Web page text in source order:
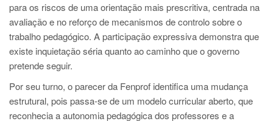
para os riscos de uma orientação mais prescritiva, centrada na
avaliação e no reforço de mecanismos de controlo sobre o
trabalho pedagógico. A participação expressiva demonstra que
existe inquietação séria quanto ao caminho que o governo
pretende seguir.
Por seu turno, o parecer da Fenprof identifica uma mudança
estrutural, pois passa-se de um modelo curricular aberto, que
reconhecia a autonomia pedagógica dos professores e a